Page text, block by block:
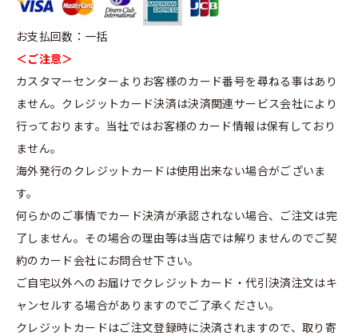
お支払回数：一括
＜ご注意＞
カスタマーセンターよりお客様のカード番号を尋ねる事はあり
ません。クレジットカード決済は決済関連サービス会社により
行っております。当社ではお客様のカード情報は保有しており
ません。
海外発行のクレジットカードは使用出来ない場合がございま
す。
何らかのご事情でカード決済が承認されない場合、ご注文は完
了しません。その場合の理由等は当店では解りませんのでご契
約のカード会社にお問合せ下さい。
ご自宅以外へのお届けでクレジットカード・代引決済注文はキ
ャンセルする場合がありますのでご了承ください。
クレジットカードはご注文登録時に決済されますので、取り寄